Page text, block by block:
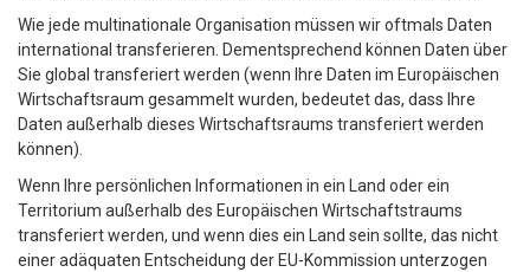
Wie jede multinationale Organisation müssen wir oftmals Daten
international transferieren. Dementsprechend können Daten über
Sie global transferiert werden (wenn Ihre Daten im Europäischen
Wirtschaftsraum gesammelt wurden, bedeutet das, dass Ihre
Daten außerhalb dieses Wirtschaftsraums transferiert werden
können).
Wenn Ihre persönlichen Informationen in ein Land oder ein
Territorium außerhalb des Europäischen Wirtschaftstraums
transferiert werden, und wenn dies ein Land sein sollte, das nicht
einer adäquaten Entscheidung der EU-Kommission unterzogen